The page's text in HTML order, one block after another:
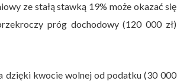
ze stałą stawką 19% może okazać się
próg dochodowy (120 000 zł)
dzięki kwocie wolnej od podatku (30 000